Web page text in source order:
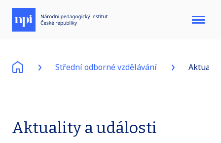
Menu
Střední odborné vzdělávání
Aktuality a události